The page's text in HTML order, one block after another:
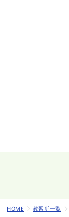
HOME 教習所一覧